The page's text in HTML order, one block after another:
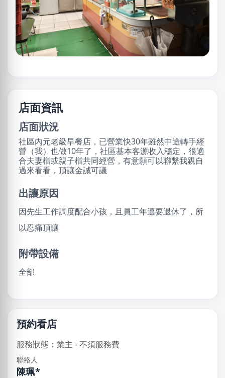
店面資訊
店面狀況
社區內元老級早餐店，已營業快30年雖然中途轉手經
營（我）也做10年了，社區基本客源收入穩定，很適
合夫妻檔或親子檔共同經營，有意願可以聯繫我親自
過來看看，頂讓金誠可議
出讓原因
因先生工作調度配合小孩，且員工年邁要退休了，所
以忍痛頂讓
附帶設備
全部
預約看店
服務狀態：業主 - 不須服務費
聯絡人
陳珮*